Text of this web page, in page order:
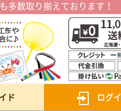
多数取り揃えております！
ド ログ